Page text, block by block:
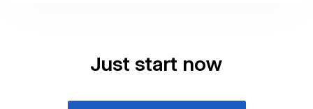
Just start now